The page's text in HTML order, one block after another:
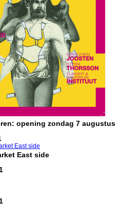
opening zondag 7 augustus
East side